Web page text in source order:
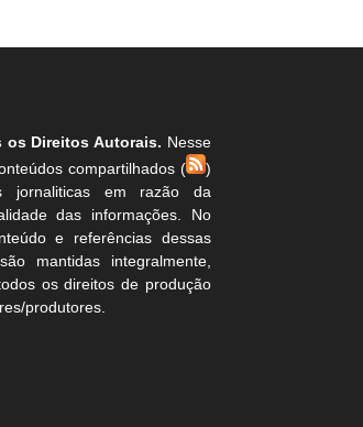
os Direitos Autorais. Nesse
compartilhados (
)
jornaliticas em razão da
das informações. No
e referências dessas
mantidas integralmente,
os direitos de produção
produtores.